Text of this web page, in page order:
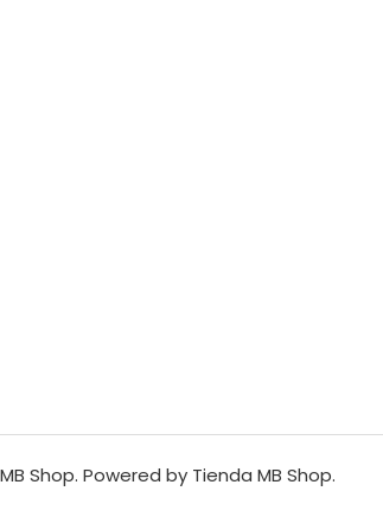
Shop. Powered by Tienda MB Shop.